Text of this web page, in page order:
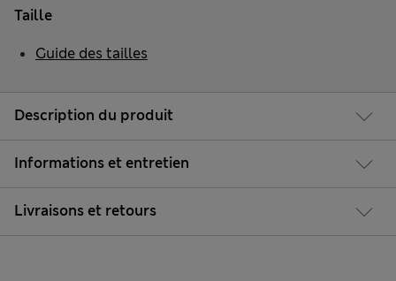
Description du produit
Informations et entretien
Livraisons et retours
Taille
Guide des tailles